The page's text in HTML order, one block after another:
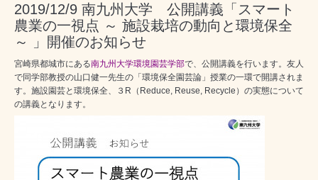
2019/12/9 南九州大学 公開講義「スマート
農業の一視点 ～ 施設栽培の動向と環境保全
～ 」開催のお知らせ
宮崎県都城市にある南九州大学環境園芸学部で、公開講義を行います。友人
で同学部教授の山口健一先生の「環境保全園芸論」授業の一環で開講されま
す。施設園芸と環境保全、３R（Reduce, Reuse, Recycle）の実態について
の講義となります。